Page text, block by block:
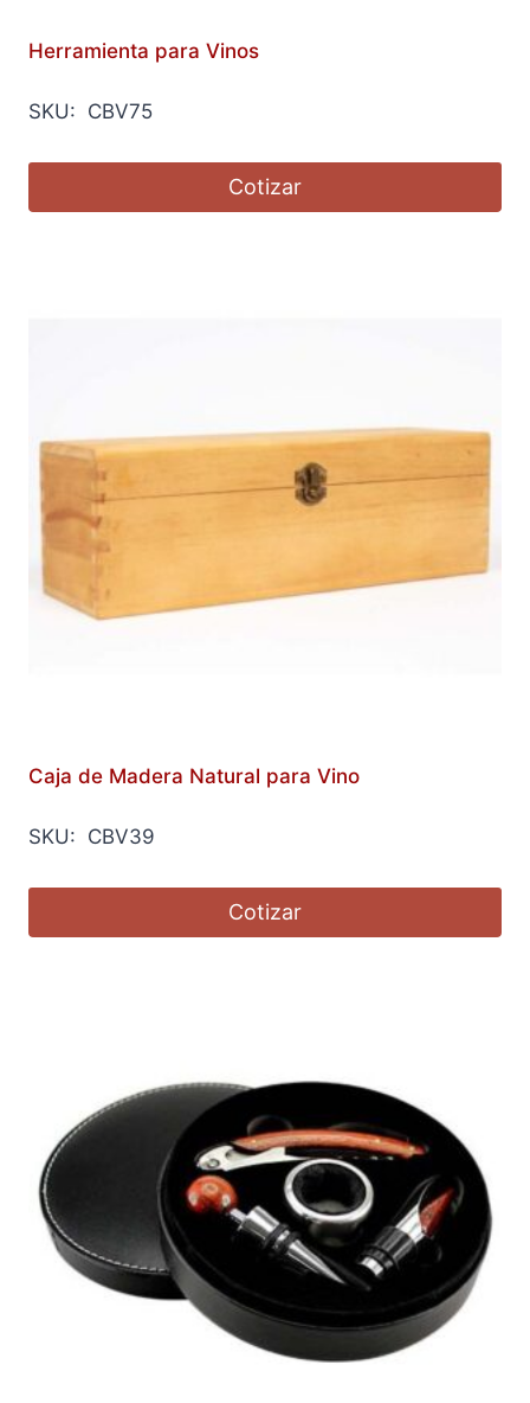
Herramienta para Vinos
SKU: CBV75
Cotizar
Caja de Madera Natural para Vino
SKU: CBV39
Cotizar